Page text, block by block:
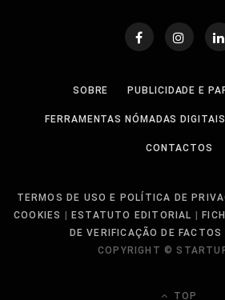
SOBRE PUBLICIDADE E
FERRAMENTAS NÓMADAS DIGITAIS
CONTACTOS
TERMOS DE USO E POLÍTICA DE
COOKIES
ESTATUTO EDITORIAL
DE VERIFICAÇÃO DE FACTOS
COPYRIGHT ©
TOP